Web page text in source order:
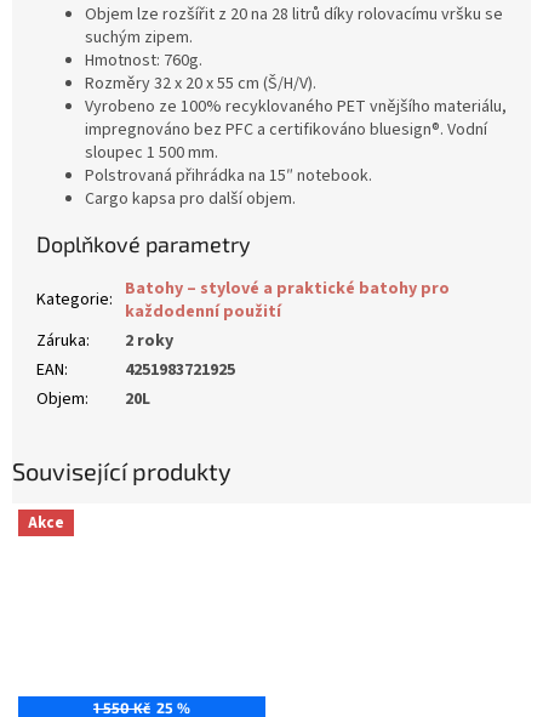
Objem lze rozšířit z 20 na 28 litrů díky rolovacímu vršku se
suchým zipem.
Hmotnost: 760g.
Rozměry 32 x 20 x 55 cm (Š/H/V).
Vyrobeno ze 100% recyklovaného PET vnějšího materiálu,
impregnováno bez PFC a certifikováno bluesign®. Vodní
sloupec 1 500 mm.
Polstrovaná přihrádka na 15″ notebook.
Cargo kapsa pro další objem.
Doplňkové parametry
Kategorie: Batohy – stylové a praktické batohy pro
každodenní použití
Záruka:
2 roky
EAN:
4251983721925
Objem: 20L
Související produkty
Akce
1 550 Kč 25 %